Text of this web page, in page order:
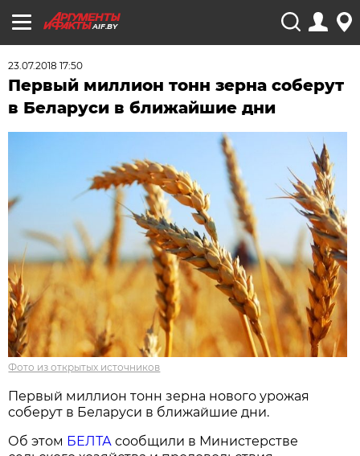
AIF.BY
23.07.2018 17:50
Первый миллион тонн зерна соберут
в Беларуси в ближайшие дни
Фото из открытых источников
Первый миллион тонн зерна нового урожая
соберут в Беларуси в ближайшие дни.
Об этом БЕЛТАсообщили в Министерстве